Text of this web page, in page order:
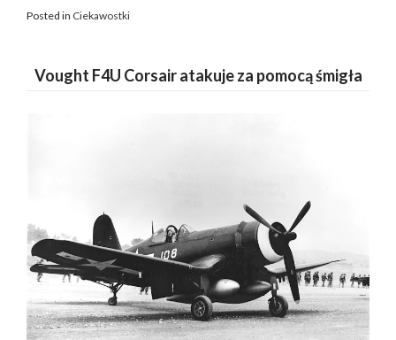
Posted in Ciekawostki
Vought F4U Corsair atakuje za pomocą śmigła